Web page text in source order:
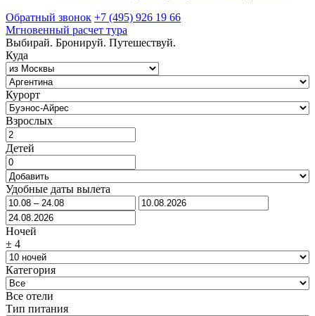
Обратный звонок +7 (495) 926 19 66
Мгновенный расчет тура
Выбирай. Бронируй. Путешествуй.
Куда
Курорт
Взрослых
Детей
Удобные даты вылета
Ночей
± 4
Категория
Все отели
Тип питания